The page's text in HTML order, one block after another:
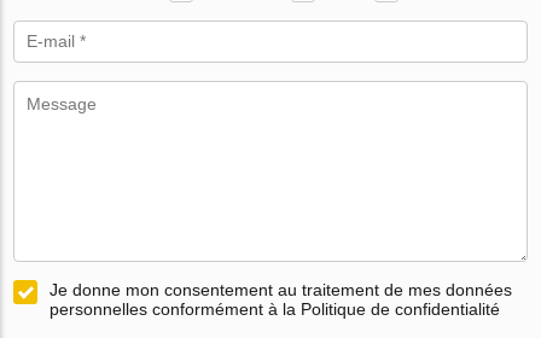
Je donne mon consentement au traitement de mes données
personnelles conformément à la Politique de confidentialité